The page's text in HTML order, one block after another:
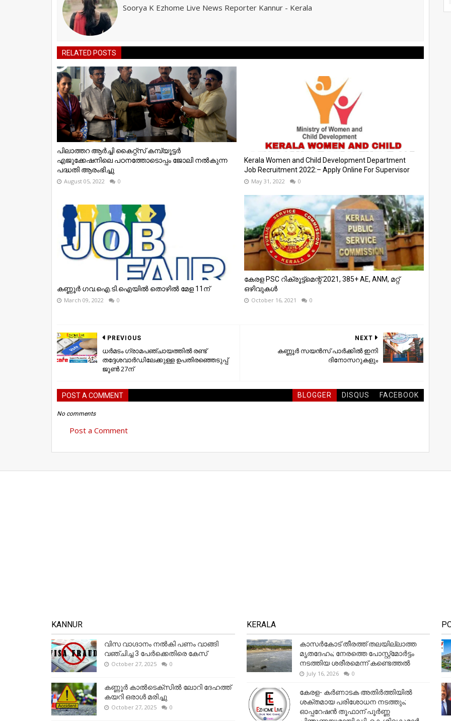
Soorya K Ezhome Live News Reporter Kannur - Kerala
RELATED POSTS
പിലാത്തറ ആർച്ചി കൈറ്റ്സ് കമ്പ്യൂട്ടർ
എജുക്കേഷനിലെ പഠനത്തോടൊപ്പം ജോലി നൽകുന്ന
പദ്ധതി ആരംഭിച്ചു
August 05, 2022 0
Kerala Women and Child Development Department
Job Recruitment 2022:– Apply Online For Supervisor
May 31, 2022 0
കണ്ണൂർ ഗവ.ഐ.ടി.ഐയിൽ തൊഴിൽ മേള 11ന്
March 09, 2022 0
കേരള PSC റിക്രൂട്ട്മെന്റ് 2021, 385+ AE, ANM, മറ്റ്
ഒഴിവുകൾ
October 16, 2021 0
NEXT
കണ്ണൂർ സയൻസ് പാർക്കിൽ ഇനി
ദിനോസറുകളും
PREVIOUS
ധർമടം ഗ്രാമപഞ്ചായത്തിൽ രണ്ട്
തദ്ദേശവാർഡിലേക്കുള്ള ഉപതിരഞ്ഞെടുപ്പ്
ജൂൺ 27ന്
POST A COMMENT BLOGGER DISQUS FACEBOOK
No comments
Post a Comment
KANNUR
വിസ വാഗ്ദാനം നൽകി പണം വാങ്ങി
വഞ്ചിച്ച 3 പേർക്കെതിരെ കേസ്
October 27, 2025 0
കണ്ണൂര്‍ കാല്‍ടെക്‌സില്‍ ലോറി ദേഹത്ത്
കയറി ഒരാള്‍ മരിച്ചു
October 27, 2025 0
KERALA
കാസർകോട് തീരത്ത് തലയില്ലാത്ത
മൃതദേഹം; നേരത്തെ പോസ്റ്റ്‌മോർട്ടം
നടത്തിയ ശരീരമെന്ന് കണ്ടെത്തൽ
July 16, 2026 0
കേരള- കർണാടക അതിർത്തിയിൽ
ശക്തമായ പരിശോധന നടത്തും;
ഓപ്പറേഷൻ തൂഫാന് പൂർണ്ണ